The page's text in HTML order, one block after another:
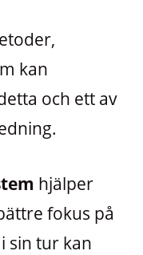
kan
och ett av
hjälper
fokus på
sin tur kan